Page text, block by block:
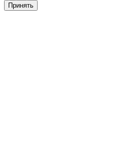
Принять